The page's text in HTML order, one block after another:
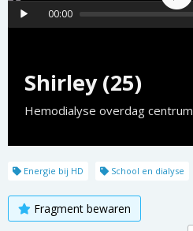
Shirley (25)
Hemodialyse overdag centrum
00:00
Energie bij HD School en dialyse
Fragment bewaren